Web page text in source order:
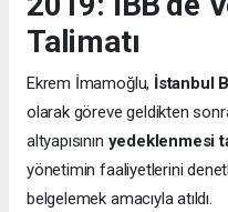
Talimatı
Ekrem İmamoğlu, İstanbul
olarak göreve geldikten
altyapısının yedeklenmesi
yönetimin faaliyetlerini
belgelemek amacıyla atıldı.